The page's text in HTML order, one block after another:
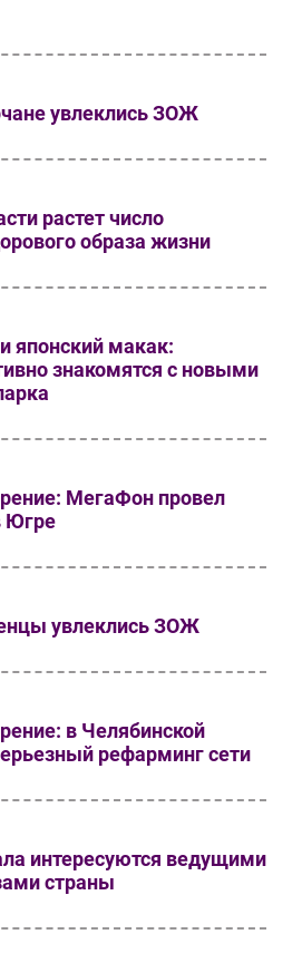
увлеклись ЗОЖ
растет число
образа жизни
японский макак:
знакомятся с новыми
МегаФон провел
Югре
увлеклись ЗОЖ
в Челябинской
рефарминг сети
интересуются ведущими
страны